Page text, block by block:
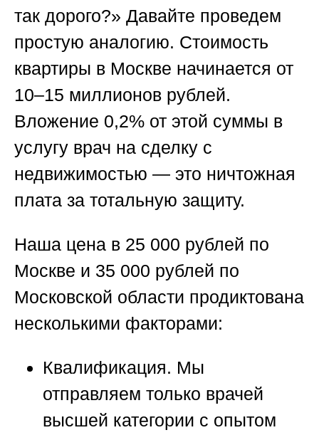
так дорого?» Давайте проведем
простую аналогию. Стоимость
квартиры в Москве начинается от
10–15 миллионов рублей.
Вложение 0,2% от этой суммы в
услугу врач на сделку с
недвижимостью — это ничтожная
плата за тотальную защиту.
Наша цена в 25 000 рублей по
Москве и 35 000 рублей по
Московской области продиктована
несколькими факторами:
Квалификация. Мы
отправляем только врачей
высшей категории с опытом